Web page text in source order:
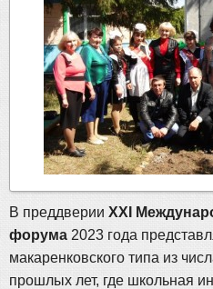
В преддверии XXI
форума 2023 года
макаренковского типа из
прошлых лет, где школьная